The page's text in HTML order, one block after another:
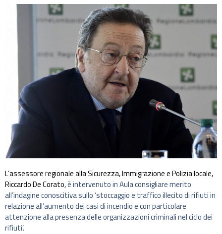
L’assessore regionale alla Sicurezza, Immigrazione e Polizia locale,
Riccardo De Corato,è intervenuto in Aula consigliare merito
all’indagine conoscitiva sullo ‘stoccaggio e traffico illecito di rifiuti in
relazione all’aumento dei casi di incendio e con particolare
attenzione alla presenza delle organizzazioni criminali nel ciclo dei
rifiuti’.